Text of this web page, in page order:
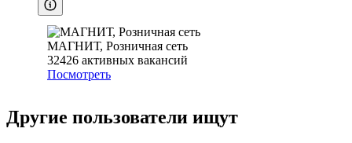
МАГНИТ, Розничная сеть
32426 активных вакансий
Посмотреть
Другие пользователи ищут